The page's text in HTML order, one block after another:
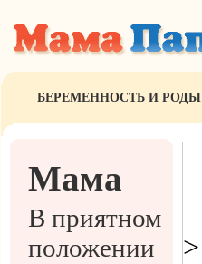
БЕРЕМЕННОСТЬ И РОДЫ
Мама
В приятном
положении
>